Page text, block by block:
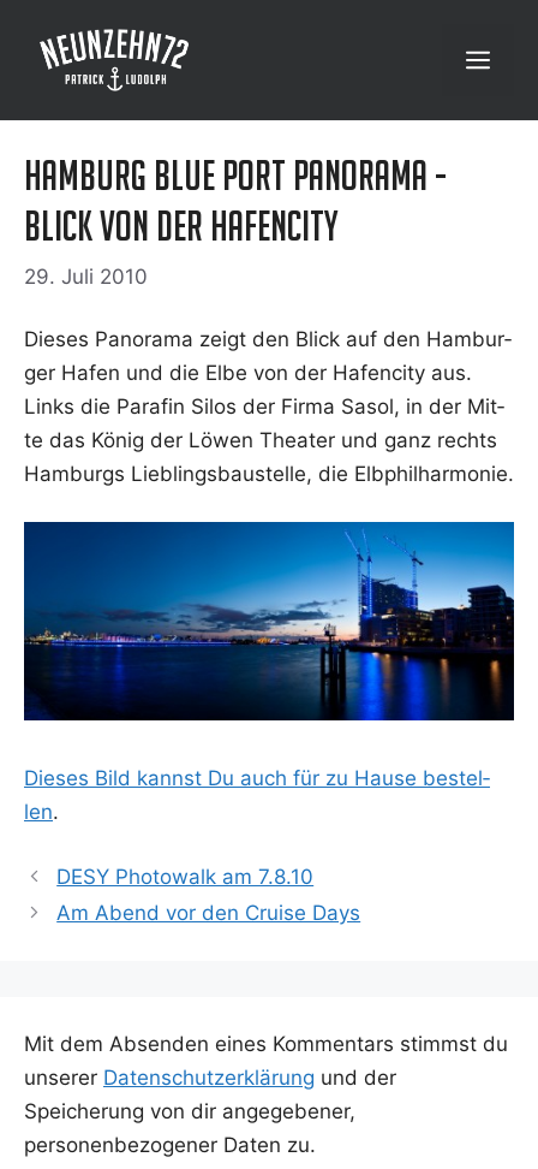
Inhalt
springen
Menü
Hamburg Blue Port Panorama -
Blick von der Hafencity
29. Juli 2010
Die­ses Pan­ora­ma zeigt den Blick auf den Ham­bur­
ger Hafen und die Elbe von der Hafen­ci­ty aus.
Links die Para­fin Silos der Fir­ma Sasol, in der Mit­
te das König der Löwen Thea­ter und ganz rechts
Ham­burgs Lieb­lings­bau­stel­le, die Elbphilharmonie.
Die­ses Bild kannst Du auch für zu Hau­se bestel­
len.
DESY Photowalk am 7.8.10
Am Abend vor den Cruise Days
Mit dem Absenden eines Kommentars stimmst du
unserer Datenschutzerklärung und der
Speicherung von dir angegebener,
personenbezogener Daten zu.